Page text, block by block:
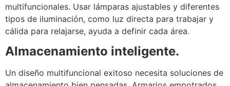
multifuncionales. Usar lámparas ajustables y diferentes
tipos de iluminación, como luz directa para trabajar y
cálida para relajarse, ayuda a definir cada área.
Almacenamiento inteligente.
Un diseño multifuncional exitoso necesita soluciones de